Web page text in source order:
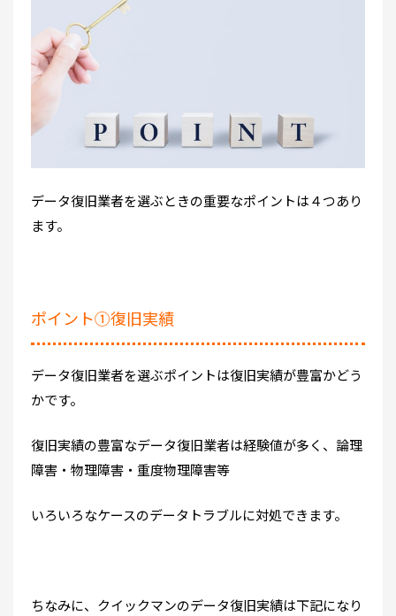
データ復旧業者を選ぶときの重要なポイントは４つあり
ます。
ポイント①復旧実績
データ復旧業者を選ぶポイントは復旧実績が豊富かどう
かです。
復旧実績の豊富なデータ復旧業者は経験値が多く、論理
障害・物理障害・重度物理障害等
いろいろなケースのデータトラブルに対処できます。
ちなみに、クイックマンのデータ復旧実績は下記になり